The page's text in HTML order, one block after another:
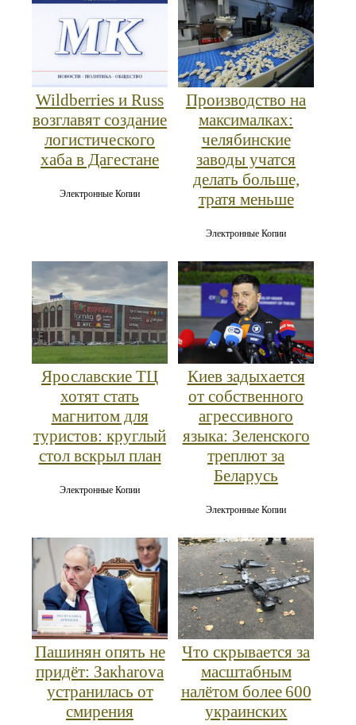
Wildberries и Russ
возглавят создание
логистического
хаба в Дагестане
Электронные Копии
Производство на
максималках:
челябинские
заводы учатся
делать больше,
тратя меньше
Электронные Копии
Ярославские ТЦ
хотят стать
магнитом для
туристов: круглый
стол вскрыл план
Электронные Копии
Киев задыхается
от собственного
агрессивного
языка: Зеленского
треплют за
Беларусь
Электронные Копии
Пашинян опять не
придёт: Закharova
устранилась от
смирения
Что скрывается за
масштабным
налётом более 600
украинских